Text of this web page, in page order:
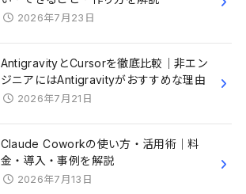
2026年7月23日
AntigravityとCursorを徹底比較｜非エン
ジニアにはAntigravityがおすすめな理由
2026年7月21日
Claude Coworkの使い方・活用術｜料
金・導入・事例を解説
2026年7月13日